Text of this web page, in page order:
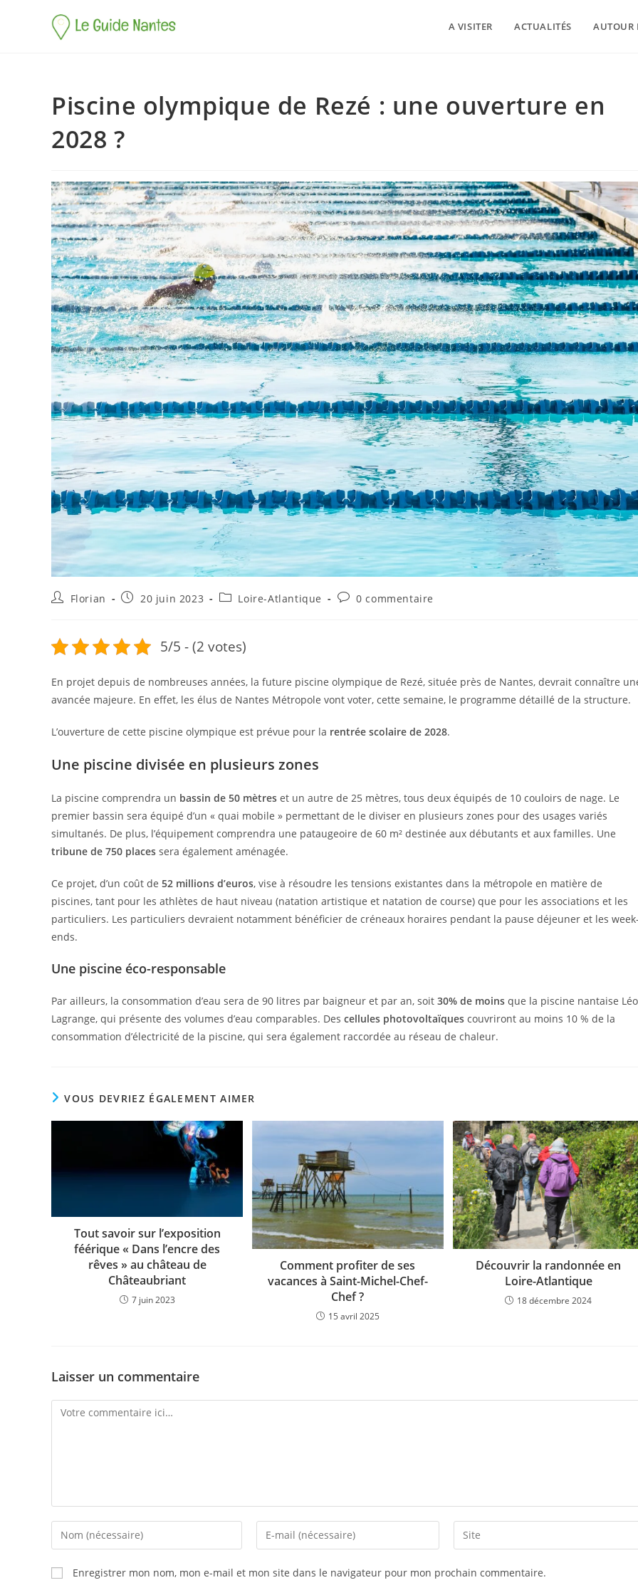
A VISITER ACTUALITÉS AUTOUR
Piscine olympique de Rezé : une ouverture en
2028 ?
Florian 20 juin 2023 Loire-Atlantique 0 commentaire
5/5 - (2 votes)
En projet depuis de nombreuses années, la future piscine olympique de Rezé, située près de Nantes, devrait connaître
avancée majeure. En effet, les élus de Nantes Métropole vont voter, cette semaine, le programme détaillé de la structure.
L’ouverture de cette piscine olympique est prévue pour la rentrée scolaire de 2028.
Une piscine divisée en plusieurs zones
La piscine comprendra un bassin de 50 mètres et un autre de 25 mètres, tous deux équipés de 10 couloirs de nage. Le
premier bassin sera équipé d’un « quai mobile » permettant de le diviser en plusieurs zones pour des usages variés
simultanés. De plus, l’équipement comprendra une pataugeoire de 60 m² destinée aux débutants et aux familles. Une
tribune de 750 places sera également aménagée.
Ce projet, d’un coût de 52 millions d’euros, vise à résoudre les tensions existantes dans la métropole en matière de
piscines, tant pour les athlètes de haut niveau (natation artistique et natation de course) que pour les associations et les
particuliers. Les particuliers devraient notamment bénéficier de créneaux horaires pendant la pause déjeuner et les
ends.
Une piscine éco-responsable
Par ailleurs, la consommation d’eau sera de 90 litres par baigneur et par an, soit 30% de moins que la piscine nantaise
Lagrange, qui présente des volumes d’eau comparables. Des cellules photovoltaïques couvriront au moins 10 % de la
consommation d’électricité de la piscine, qui sera également raccordée au réseau de chaleur.
VOUS DEVRIEZ ÉGALEMENT AIMER
Tout savoir sur l’exposition
féérique « Dans l’encre des
rêves » au château de
Châteaubriant
7 juin 2023
Comment profiter de ses
vacances à Saint-Michel-Chef-
Chef ?
15 avril 2025
Découvrir la randonnée en
Loire-Atlantique
18 décembre 2024
Laisser un commentaire
Enregistrer mon nom, mon e-mail et mon site dans le navigateur pour mon prochain commentaire.